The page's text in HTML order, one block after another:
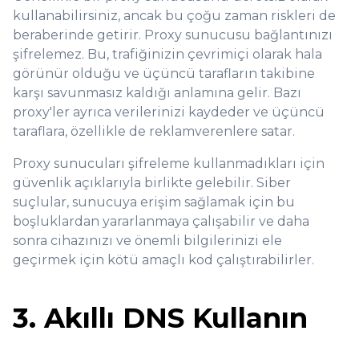
kullanabilirsiniz, ancak bu çoğu zaman riskleri de
beraberinde getirir. Proxy sunucusu bağlantınızı
şifrelemez. Bu, trafiğinizin çevrimiçi olarak hala
görünür olduğu ve üçüncü tarafların takibine
karşı savunmasız kaldığı anlamına gelir. Bazı
proxy'ler ayrıca verilerinizi kaydeder ve üçüncü
taraflara, özellikle de reklamverenlere satar.
Proxy sunucuları şifreleme kullanmadıkları için
güvenlik açıklarıyla birlikte gelebilir. Siber
suçlular, sunucuya erişim sağlamak için bu
boşluklardan yararlanmaya çalışabilir ve daha
sonra cihazınızı ve önemli bilgilerinizi ele
geçirmek için kötü amaçlı kod çalıştırabilirler.
3. Akıllı DNS Kullanın